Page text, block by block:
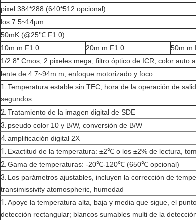
pixel 384*288 (640*512 opcional)
los 7.5~14μm
50mK (@25℃ F1.0)
10m m F1.0 20m m F1.0
50m m
1/2.8" Cmos, 2 pixeles mega, filtro óptico de ICR, color auto a
lente de 4.7~94m m, enfoque motorizado y foco.
1. Temperatura estable sin TEC, hora de la operación de
segundos
2. Tratamiento de la imagen digital de SDE
3. pseudo color 10 y B/W, conversión de B/W
4. amplificación digital 2X
1. Exactitud de la temperatura: ±2℃ o los ±2% de lectura,
2. Gama de temperaturas: -20℃-120℃ (650℃ opcional)
3. Los parámetros ajustables, incluyen la corrección de
transimissivity atomospheric, humedad
1. Apoye la temperatura alta, baja y media que sigue, el
detección rectangular; blancos sumables multi de la